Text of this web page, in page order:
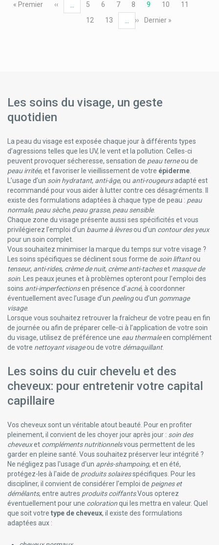
Horus Pharma
Kea Soins Capillaires
Kelo-Cote Traitements Cicatrices
Kukident
L'occitane
Laboratoire Altho
Laboratoires Iprad
Laboratoires Lierac Produits / Lierac Visage Et Corps
Laboratoires Mercurochrome
Lab Series
Lacalut Dentifrice
La Chênaie Du Chêne À La Cosmétique
Lactacyd Hygiène Intime
Laino
La Roche-Posay Produits Dermatologiques
La Rosée Cosmétiques Naturels
Lazartigue Soins Cheveux
Lehning Laboratoires
Les Pépites Beauté
Listerine Bain De Bouche
Louis Widmer Cosmétique
Luccenza Skincare
Luxéol (luxeol) Produits Cheveux
Madaus Médicaments
Marque Verte
Matchstick Monkey Dentition
Médecins Sans Frontières
Melisana
Meridol
Merz Contractubex
Minus 417 Cosmétique/-417
Miradent Hygiène Buccale Et Dentaire
Mucogyne Inconfort Intime
Multi-Gyn Bioclin Soins Intimes
Musc Intime
Mustela Bébé Et Enfant Mustela Maternité
Mylan
Nailner
Neutrogena
Première
« Premier
Page
précédente
‹‹ Page
5 Page
6 Page
7 Page
8
Page
9 Page
10 Page
11
Page
12 Page
13
Page
suivante
››
Dernière
Dernier »
Les soins du visage, un geste
quotidien
La peau du visage est exposée chaque jour à différents types
d’agressions telles que les UV, le vent et la pollution. Celles-ci
peuvent provoquer sécheresse, sensation de peau terneou de
peau irritée, et favoriser le vieillissement de votre épiderme
L’usage d’un soin hydratant, anti-âge, ou anti-rougeursadapté est
recommandé pour vous aider à lutter contre ces désagréments. Il
existe des formulations adaptées à chaque type de peau : peau
normale, peau sèche, peau grasse, peau sensible.
Chaque zone du visage présente aussi ses spécificités et vous
privilégierez l’emploi d’un baume à lèvresou d’un contour des yeux
pour un soin complet.
Vous souhaitez minimiser la marque du temps sur votre visage ?
Les soins spécifiques se déclinent sous forme de soin liftantou
tenseur, anti-rides, crème de nuit, crème anti-tacheset masque de
soin . Les peaux jeunes et à problèmes opteront pour l’emploi des
soins anti-imperfectionsen présence d'acné, à coordonner
éventuellement avec l’usage d’un peelingou d’un gommage
visage.
Lorsque vous souhaitez retrouver la fraîcheur de votre peau en fin
de journée ou afin de préparer celle-ci à l’application de votre soin
du visage, utilisez de préférence une eau thermaleen complément
de votre nettoyant visageou de votre démaquillant.
Les soins du cuir chevelu et des
cheveux: pour entretenir votre capital
capillaire
Vos cheveux sont un véritable atout beauté. Pour en profiter
pleinement, il convient de les choyer jour après jour : soin des
cheveuxet compléments nutritionnelsvous permettent de les
garder en pleine santé. Vous souhaitez préserver leur intégrité ?
Ne négligez pas l'usage d'un après-shampoing, et en été,
protégez-les à l'aide de produits solairesspécifiques. Pour les
discipliner, il convient de considérer l'emploi de peignes et
démêlants, entre autres produits coiffants.Vous opterez
éventuellement pour une colorationqui les mettra en valeur. Quel
que soit votre type de cheveux, il existe des formulations
adaptées aux :